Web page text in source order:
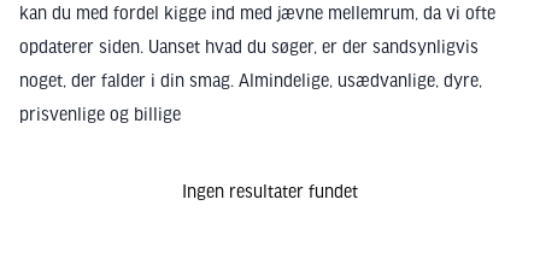
kan du med fordel kigge ind med jævne mellemrum, da vi ofte
opdaterer siden. Uanset hvad du søger, er der sandsynligvis
noget, der falder i din smag. Almindelige, usædvanlige, dyre,
prisvenlige og billige
Ingen resultater fundet